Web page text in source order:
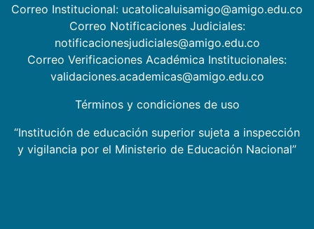
Correo Institucional: ucatolicaluisamigo@amigo.edu.co
Correo Notificaciones Judiciales:
notificacionesjudiciales@amigo.edu.co
Correo Verificaciones Académica Institucionales:
validaciones.academicas@amigo.edu.co
Términos y condiciones de uso
“Institución de educación superior sujeta a inspección
y vigilancia por el Ministerio de Educación Nacional”